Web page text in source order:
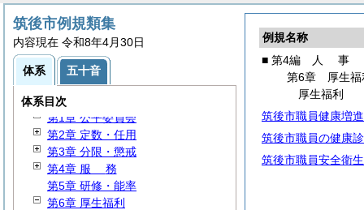
例規名称
■ 第4編
人 事
第6章 厚生福
厚生福利
筑後市職員健康増
筑後市職員の健康
筑後市職員安全衛
筑後市例規類集
内容現在 令和8年4月30日
体系 五十音
体系目次
第1編総 規
第2編 議会・選挙・監査
第3編 行政通則
第4編
第1章 公平委員会
第2章 定数・任用
第3章 分限・懲戒
第4章 服 務
第5章 研修・能率
第6章 厚生福利